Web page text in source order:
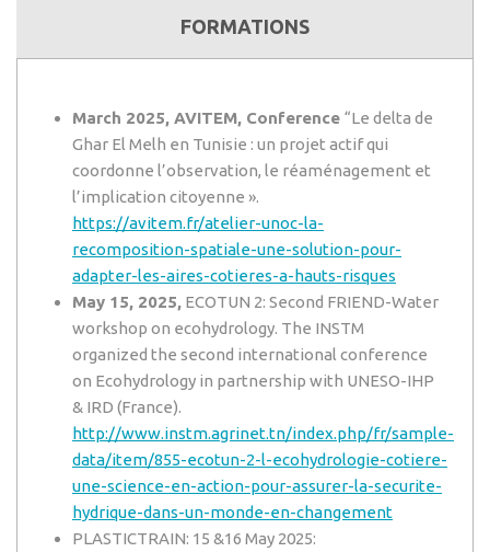
FORMATIONS
March 2025, AVITEM, Conference “Le delta de
Ghar El Melh en Tunisie : un projet actif qui
coordonne l’observation, le réaménagement et
l’implication citoyenne ».
https://avitem.fr/atelier-unoc-la-
recomposition-spatiale-une-solution-pour-
adapter-les-aires-cotieres-a-hauts-risques
May 15, 2025, ECOTUN 2: Second FRIEND-Water
workshop on ecohydrology. The INSTM
organized the second international conference
on Ecohydrology in partnership with UNESO-IHP
& IRD (France).
http://www.instm.agrinet.tn/index.php/fr/sample-
data/item/855-ecotun-2-l-ecohydrologie-cotiere-
une-science-en-action-pour-assurer-la-securite-
hydrique-dans-un-monde-en-changement
PLASTICTRAIN: 15 &16 May 2025: